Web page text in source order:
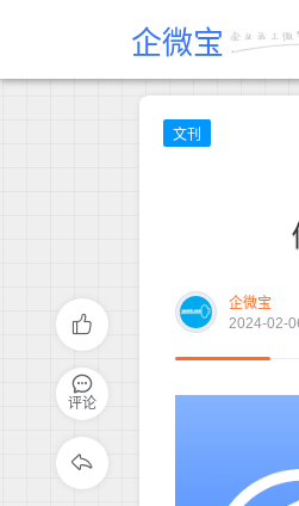
企微宝
文刊
企微宝
2024-02-
评论